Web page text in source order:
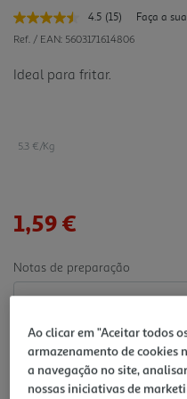
4.5 Leu
15
para
(15)
Faça a
Ref. / EAN: 5603171614806
Ideal para fritar.
5.3 €/Kg
1,59 €
Notas de preparação
Ao clicar em "Aceitar todos
armazenamento de cookies
a navegação no site,
nossas iniciativas de